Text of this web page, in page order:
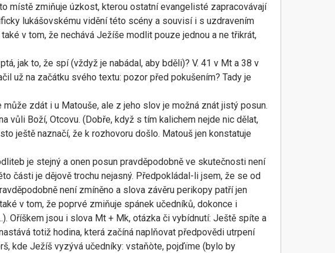
místě zmiňuje úzkost, kterou ostatní evangelisté zapracovávají
lukášovskému vidění této scény a souvisí i s uzdravením
v tom, že nechává Ježíše modlit pouze jednou a ne třikrát,
jak to, že spí (vždyž je nabádal, aby bděli)? V. 41 v Mt a 38 v
už na začátku svého textu: pozor před pokušením? Tady je
zdát i u Matouše, ale z jeho slov je možná znát jistý posun.
vůli Boží, Otcovu. (Dobře, když s tím kalichem nejde nic dělat,
ještě naznačí, že k rozhovoru došlo. Matouš jen konstatuje
je stejný a onen posun pravděpodobně ve skutečnosti není
části je dějově trochu nejasný. Předpokládal-li jsem, že se od
není zmíněno a slova závěru perikopy patří jen
v tom, že poprvé zmiňuje spánek učedníků, dokonce i
Oříškem jsou i slova Mt + Mk, otázka či vybídnutí: Ještě spíte a
totiž hodina, která začíná naplňovat předpovědi utrpení
kde Ježíš vyzývá učedníky: vstaňòte, pojďïme (bylo by